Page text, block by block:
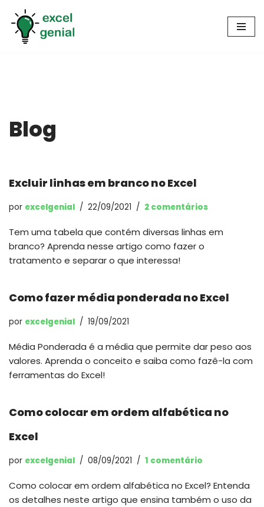
Pular
para
Blog
Excluir linhas em branco no Excel
por excelgenial 22/09/2021 2 comentários
Tem uma tabela que contém diversas linhas em
branco? Aprenda nesse artigo como fazer o
tratamento e separar o que interessa!
Como fazer média ponderada no Excel
por excelgenial 19/09/2021
Média Ponderada é a média que permite dar peso aos
valores. Aprenda o conceito e saiba como fazê-la com
ferramentas do Excel!
Como colocar em ordem alfabética no
Excel
por excelgenial 08/09/2021 1 comentário
Como colocar em ordem alfabética no Excel? Entenda
os detalhes neste artigo que ensina também o uso da